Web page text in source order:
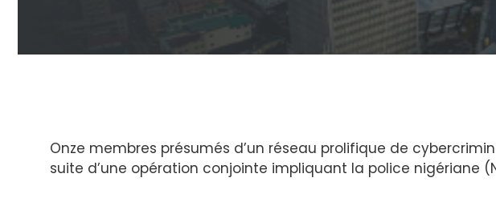
Onze membres présumés d’un réseau prolifique de
suite d’une opération conjointe impliquant la police nigériane